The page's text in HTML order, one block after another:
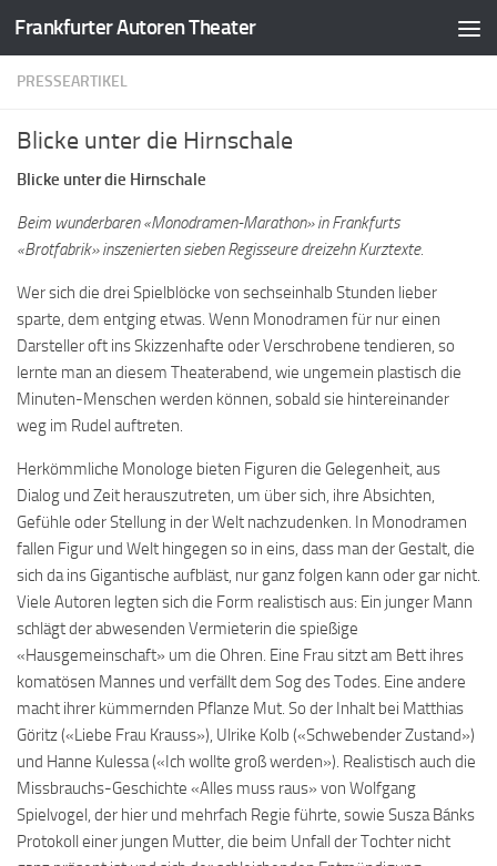
Zum Inhalt springen
Frankfurter Autoren Theater
PRESSEARTIKEL
Blicke unter die Hirnschale
Blicke unter die Hirnschale
Beim wunderbaren «Monodramen-Marathon» in Frankfurts
«Brotfabrik» inszenierten sieben Regisseure dreizehn Kurztexte.
Wer sich die drei Spielblöcke von sechseinhalb Stunden lieber
sparte, dem entging etwas. Wenn Monodramen für nur einen
Darsteller oft ins Skizzenhafte oder Verschrobene tendieren, so
lernte man an diesem Theaterabend, wie ungemein plastisch die
Minuten-Menschen werden können, sobald sie hintereinander
weg im Rudel auftreten.
Herkömmliche Monologe bieten Figuren die Gelegenheit, aus
Dialog und Zeit herauszutreten, um über sich, ihre Absichten,
Gefühle oder Stellung in der Welt nachzudenken. In Monodramen
fallen Figur und Welt hingegen so in eins, dass man der Gestalt, die
sich da ins Gigantische aufbläst, nur ganz folgen kann oder gar nicht.
Viele Autoren legten sich die Form realistisch aus: Ein junger Mann
schlägt der abwesenden Vermieterin die spießige
«Hausgemeinschaft» um die Ohren. Eine Frau sitzt am Bett ihres
komatösen Mannes und verfällt dem Sog des Todes. Eine andere
macht ihrer kümmernden Pflanze Mut. So der Inhalt bei Matthias
Göritz («Liebe Frau Krauss»), Ulrike Kolb («Schwebender Zustand»)
und Hanne Kulessa («Ich wollte groß werden»). Realistisch auch die
Missbrauchs-Geschichte «Alles muss raus» von Wolfgang
Spielvogel, der hier und mehrfach Regie führte, sowie Susza Bánks
Protokoll einer jungen Mutter, die beim Unfall der Tochter nicht